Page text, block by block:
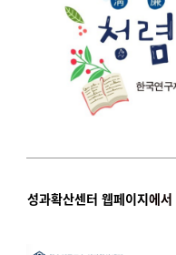
성과확산센터 웹페이지에서